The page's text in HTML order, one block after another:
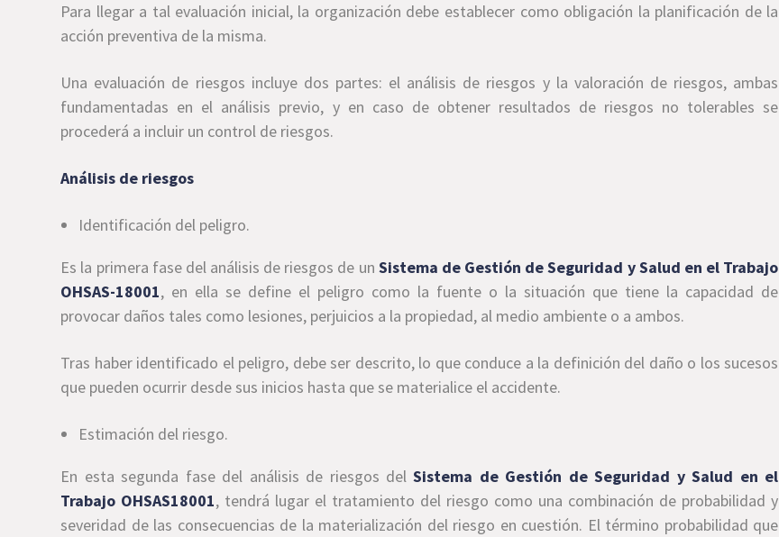
Para llegar a tal evaluación inicial, la organización debe establecer como obligación la planificación de la
acción preventiva de la misma.
Una evaluación de riesgos incluye dos partes: el análisis de riesgos y la valoración de riesgos, ambas
fundamentadas en el análisis previo, y en caso de obtener resultados de riesgos no tolerables se
procederá a incluir un control de riesgos.
Análisis de riesgos
Identificación del peligro.
Es la primera fase del análisis de riesgos de un Sistema de Gestión de Seguridad y Salud en el Trabajo
OHSAS-18001, en ella se define el peligro como la fuente o la situación que tiene la capacidad de
provocar daños tales como lesiones, perjuicios a la propiedad, al medio ambiente o a ambos.
Tras haber identificado el peligro, debe ser descrito, lo que conduce a la definición del daño o los sucesos
que pueden ocurrir desde sus inicios hasta que se materialice el accidente.
Estimación del riesgo.
En esta segunda fase del análisis de riesgos delSistema de Gestión de Seguridad y Salud en el
Trabajo OHSAS18001, tendrá lugar el tratamiento del riesgo como una combinación de probabilidad y
severidad de las consecuencias de la materialización del riesgo en cuestión. El término probabilidad que